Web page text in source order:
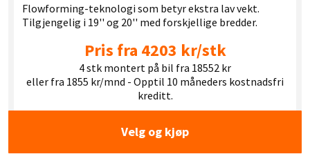
Flowforming-teknologi som betyr ekstra lav vekt.
Tilgjengelig i 19'' og 20'' med forskjellige bredder.
Pris fra 4203 kr/stk
4 stk montert på bil fra 18552 kr
eller fra 1855 kr/mnd - Opptil 10 måneders kostnadsfri
kreditt.
Velg og kjøp